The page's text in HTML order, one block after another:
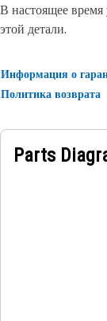
В настоящее
этой детали.
Информация о
Политика возврата
Parts